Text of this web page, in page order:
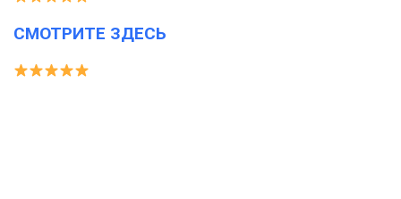
СМОТРИТЕ ЗДЕСЬ